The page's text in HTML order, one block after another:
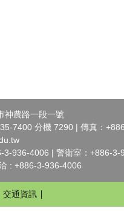
神農路一段一號
7400 分機 7290 | 傳真：
3-936-4006 | 警衛室：+886-3-
: +886-3-936-4006
交通資訊